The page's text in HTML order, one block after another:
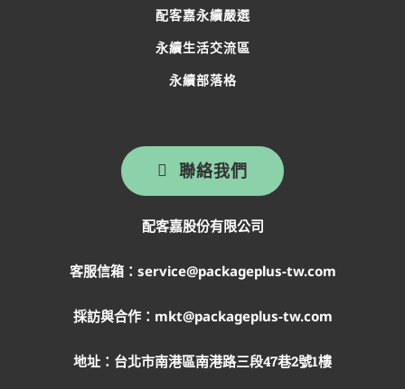
聯絡我們
配客嘉股份有限公司
客服信箱：service@packageplus-tw.com
採訪與合作：mkt@packageplus-tw.com
地址： 台北市南港區南港路三段47巷2號1樓
配客嘉永續嚴選
永續生活交流區
永續部落格